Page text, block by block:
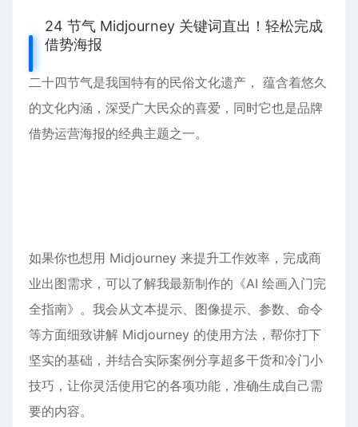
24 节气 Midjourney 关键词直出！轻松完成
借势海报
二十四节气是我国特有的民俗文化遗产， 蕴含着悠久
的文化内涵，深受广大民众的喜爱，同时它也是品牌
借势运营海报的经典主题之一。
如果你也想用 Midjourney 来提升工作效率，完成商
业出图需求，可以了解我最新制作的 《AI 绘画入门完
全指南》 。我会从文本提示、图像提示、参数、命令
等方面细致讲解 Midjourney 的使用方法，帮你打下
坚实的基础，并结合实际案例分享超多干货和冷门小
技巧，让你灵活使用它的各项功能，准确生成自己需
要的内容。